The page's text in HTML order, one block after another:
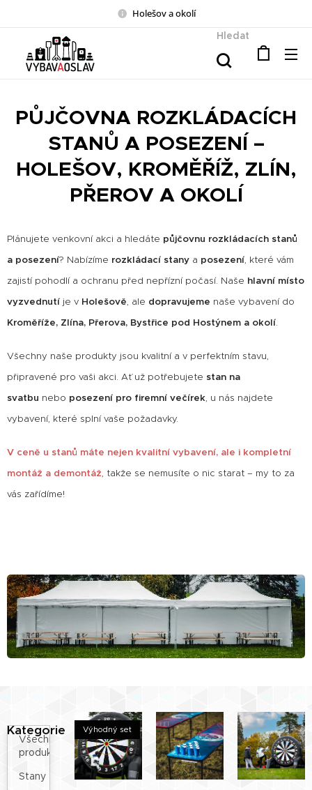
Holešov a okolí
Hledat
PŮJČOVNA ROZKLÁDACÍCH
STANŮ A POSEZENÍ –
HOLEŠOV, KROMĚŘÍŽ, ZLÍN,
PŘEROV A OKOLÍ
Plánujete venkovní akci a hledáte půjčovnu rozkládacích stanů
a posezení? Nabízíme rozkládací stany a posezení, které vám
zajistí pohodlí a ochranu před nepřízní počasí. Naše hlavní místo
vyzvednutí je v Holešově, ale dopravujeme naše vybavení do
Kroměříže, Zlína, Přerova, Bystřice pod Hostýnem a okolí.
Všechny naše produkty jsou kvalitní a v perfektním stavu,
připravené pro vaši akci. Ať už potřebujete stan na
svatbu nebo posezení pro firemní večírek, u nás najdete
vybavení, které splní vaše požadavky.
V ceně u stanů máte nejen kvalitní vybavení, ale i kompletní
montáž a demontáž, takže se nemusíte o nic starat – my to za
vás zařídíme!
Kategorie
Všechny
produkty
Stany
Výhodný set